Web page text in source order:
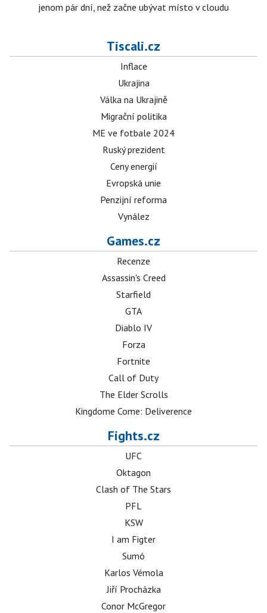
jenom pár dní, než začne ubývat místo v cloudu
Tiscali.cz
Inflace
Ukrajina
Válka na Ukrajině
Migrační politika
ME ve fotbale 2024
Ruský prezident
Ceny energií
Evropská unie
Penzijní reforma
Vynález
Games.cz
Recenze
Assassin's Creed
Starfield
GTA
Diablo IV
Forza
Fortnite
Call of Duty
The Elder Scrolls
Kingdome Come: Deliverence
Fights.cz
UFC
Oktagon
Clash of The Stars
PFL
KSW
I am Figter
Sumó
Karlos Vémola
Jiří Procházka
Conor McGregor